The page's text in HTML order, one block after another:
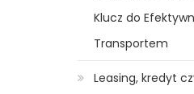
Klucz do
Transportem
Leasing, kredyt